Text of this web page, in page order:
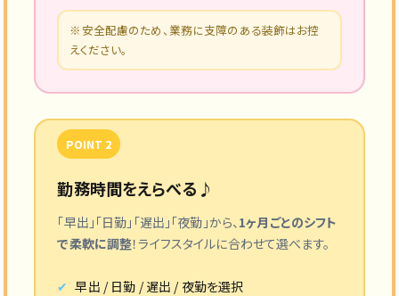
※安全配慮のため、業務に支障のある装飾はお控
えください。
POINT 2
勤務時間をえらべる♪
「早出」「日勤」「遅出」「夜勤」から、 1ヶ月ごとのシフト
で柔軟に調整！ライフスタイルに合わせて選べます。
早出 / 日勤 / 遅出 / 夜勤を選択